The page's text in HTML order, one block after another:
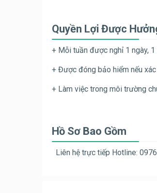
Quyền Lợi Được
+ Mỗi tuần được nghỉ 1 ngày,
+ Được đóng bảo hiểm nếu
+ Làm việc trong môi trường
Hồ Sơ Bao Gồm
Liên hệ trực tiếp Hotline: